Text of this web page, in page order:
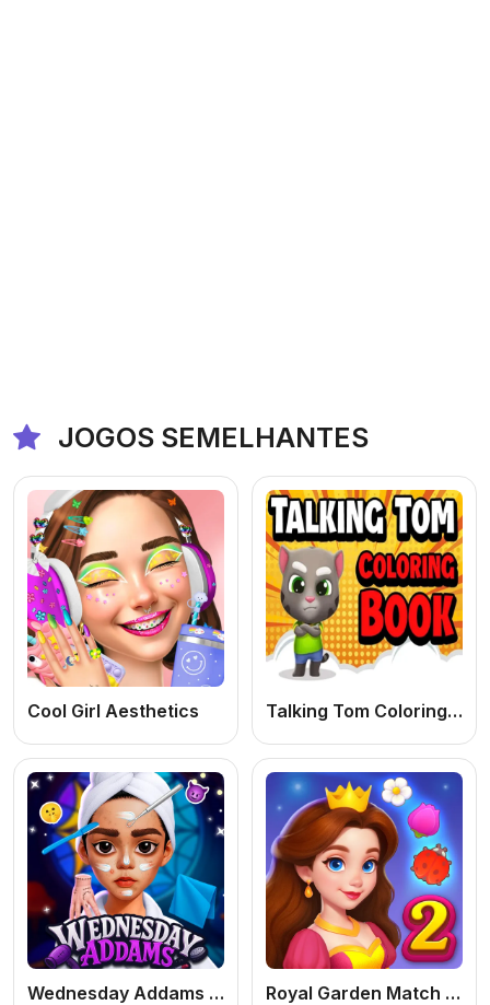
JOGOS SEMELHANTES
Cool Girl Aesthetics Talking Tom Coloring Books
Wednesday Addams Beauty Salon: Jogo de Maquiagem e Dress Up Online Grátis Royal Garden Match 2: Jogo de Puzzle Match-3 Online Grátis de Jardim